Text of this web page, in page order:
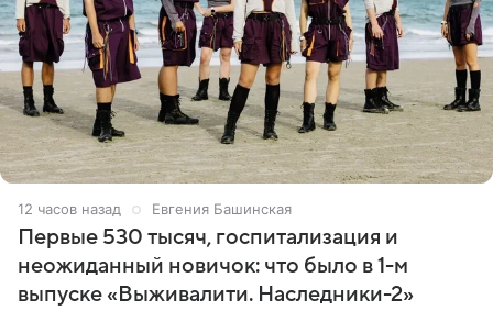
12 часов назад Евгения Башинская
Первые 530 тысяч, госпитализация и
неожиданный новичок: что было в 1-м
выпуске «Выживалити. Наследники-2»